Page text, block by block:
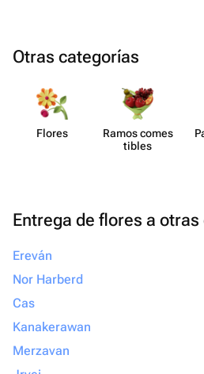
Otras categorías
Flores
Ramos comes​
tibles
Entrega de flores a otras
Ereván
Nor Harberd
Cas
Kanakerawan
Merzavan